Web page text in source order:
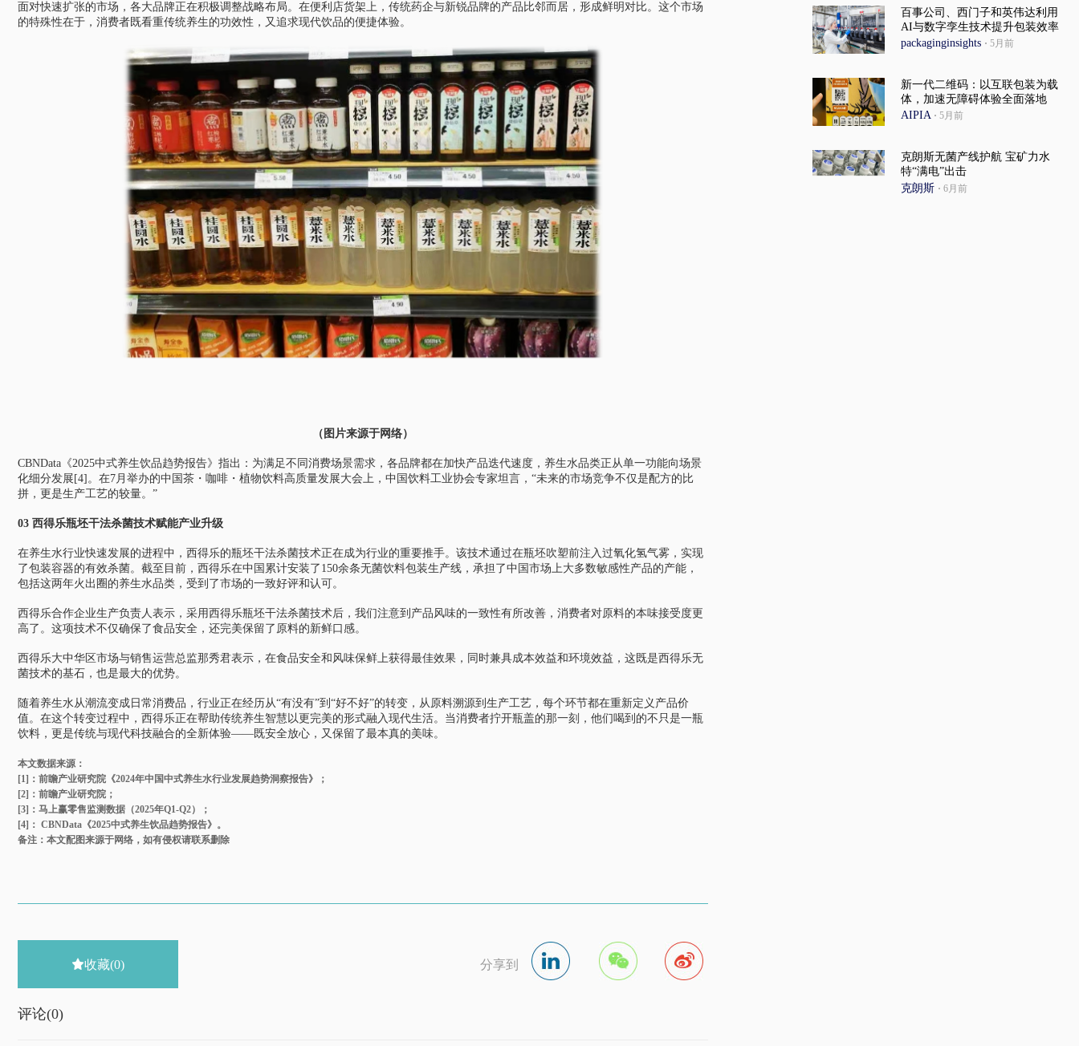
面对快速扩张的市场，各大品牌正在积极调整战略布局。在便利店货架上，传统药企与新锐品牌的产品比邻而居，形成鲜明对比。这个市场
的特殊性在于，消费者既看重传统养生的功效性，又追求现代饮品的便捷体验。
（图片来源于网络）
CBNData《2025中式养生饮品趋势报告》指出：为满足不同消费场景需求，各品牌都在加快产品迭代速度，养生水品类正从单一功能向场景
化细分发展[4]。在7月举办的中国茶・咖啡・植物饮料高质量发展大会上，中国饮料工业协会专家坦言，“未来的市场竞争不仅是配方的比
拼，更是生产工艺的较量。”
03 西得乐瓶坯干法杀菌技术赋能产业升级
在养生水行业快速发展的进程中，西得乐的瓶坯干法杀菌技术正在成为行业的重要推手。该技术通过在瓶坯吹塑前注入过氧化氢气雾，实现
了包装容器的有效杀菌。截至目前，西得乐在中国累计安装了150余条无菌饮料包装生产线，承担了中国市场上大多数敏感性产品的产能，
包括这两年火出圈的养生水品类，受到了市场的一致好评和认可。
西得乐合作企业生产负责人表示， 采用西得乐瓶坯干法杀菌技术后，我们注意到产品风味的一致性有所改善，消费者对原料的本味接受度更
高了。这项技术不仅确保了食品安全，还完美保留了原料的新鲜口感。
西得乐大中华区市场与销售运营总监那秀君表示， 在食品安全和风味保鲜上获得最佳效果，同时兼具成本效益和环境效益，这既是西得乐无
菌技术的基石，也是最大的优势。
随着养生水从潮流变成日常消费品，行业正在经历从“有没有”到“好不好”的转变，从原料溯源到生产工艺，每个环节都在重新定义产品价
值。在这个转变过程中，西得乐正在帮助传统养生智慧以更完美的形式融入现代生活。当消费者拧开瓶盖的那一刻，他们喝到的不只是一瓶
饮料，更是传统与现代科技融合的全新体验——既安全放心，又保留了最本真的美味。
本文数据来源：
[1]：前瞻产业研究院《2024年中国中式养生水行业发展趋势洞察报告》；
[2]：前瞻产业研究院；
[3]：马上赢零售监测数据（2025年Q1-Q2）；
[4]： CBNData《2025中式养生饮品趋势报告》。
备注：本文配图来源于网络，如有侵权请联系删除
收藏(0) 分享到
评论(0)
百事公司、西门子和英伟达利用
AI与数字孪生技术提升包装效率
packaginginsights · 5月前
新一代二维码：以互联包装为载
体，加速无障碍体验全面落地
AIPIA · 5月前
克朗斯无菌产线护航 宝矿力水
特“满电”出击
克朗斯 · 6月前